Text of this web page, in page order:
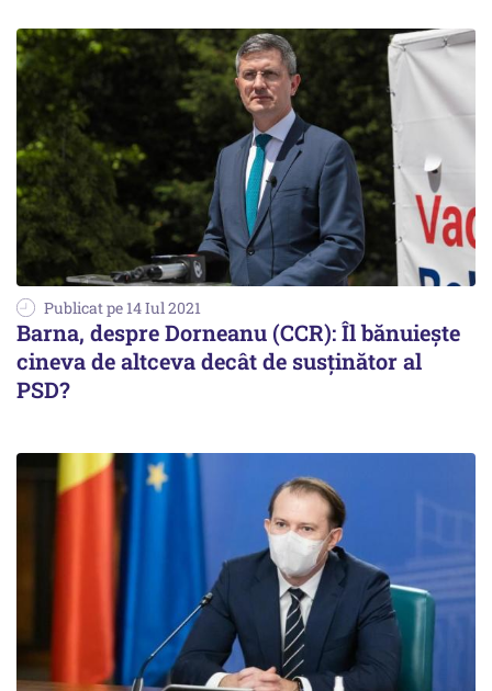
Publicat pe 14 Iul 2021
Barna, despre Dorneanu (CCR): Îl bănuiește
cineva de altceva decât de susținător al
PSD?